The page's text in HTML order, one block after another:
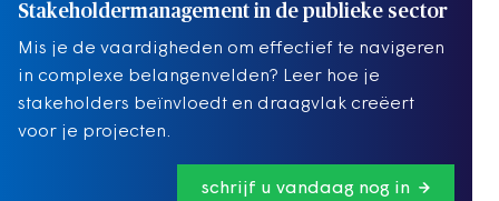
Stakeholdermanagement in de publieke sector
Mis je de vaardigheden om effectief te navigeren
in complexe belangenvelden? Leer hoe je
stakeholders beïnvloedt en draagvlak creëert
voor je projecten.
schrijf u vandaag nog in